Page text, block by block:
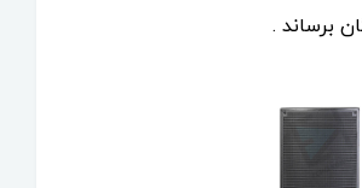
برساند .